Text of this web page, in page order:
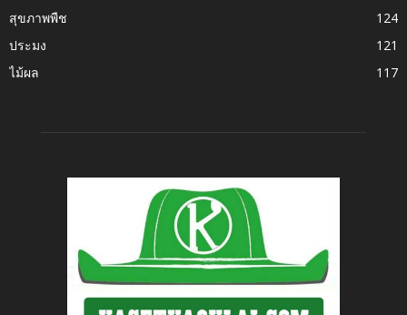
สุขภาพพืช
124
ประมง
121
ไม้ผล
117